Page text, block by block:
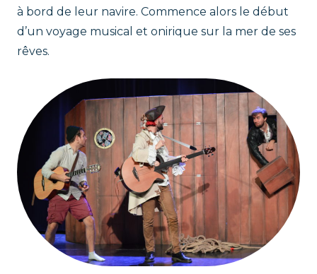
à bord de leur navire. Commence alors le début
d’un voyage musical et onirique sur la mer de ses
rêves.